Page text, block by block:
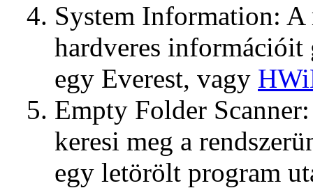
System Information: A
hardveres
egy Everest, vagy
Empty Folder
keresi meg a
egy letörölt program